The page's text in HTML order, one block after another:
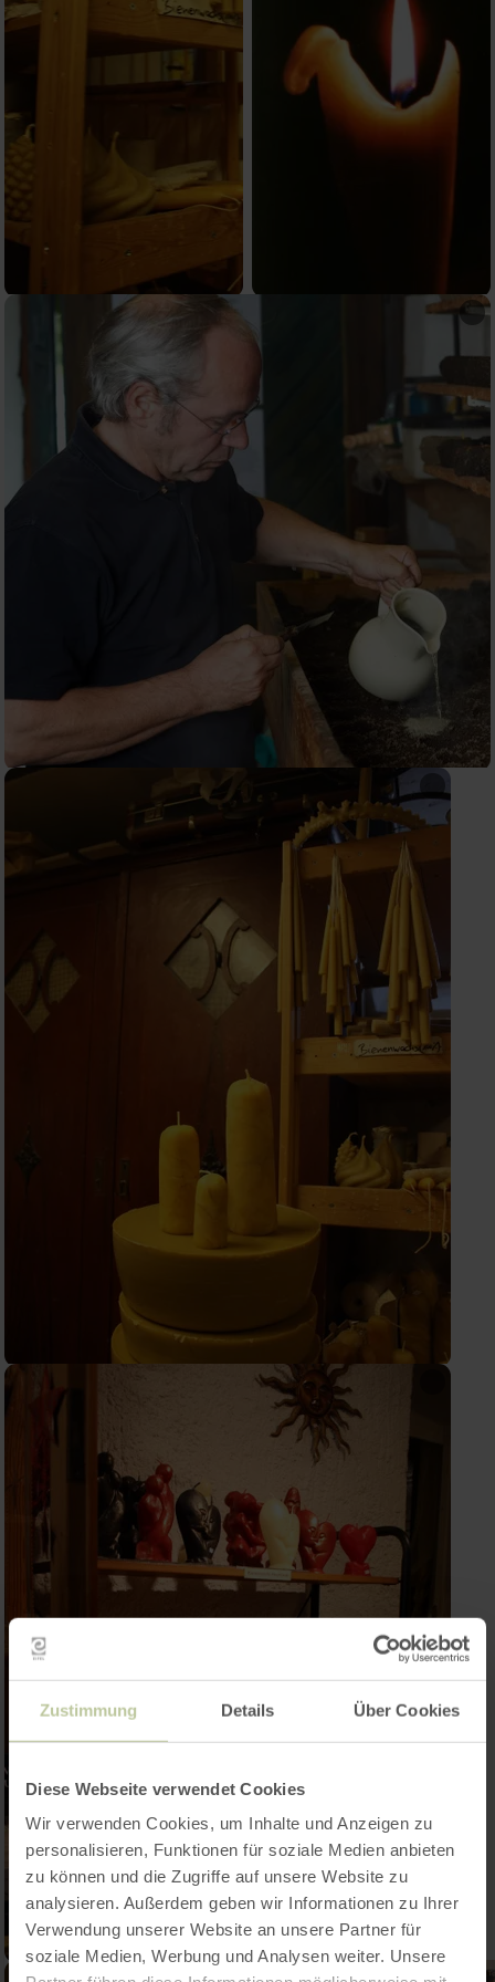
Zustimmung Details Über Cookies
Diese Webseite verwendet Cookies
Wir verwenden Cookies, um Inhalte und Anzeigen zu
personalisieren, Funktionen für soziale Medien anbieten
zu können und die Zugriffe auf unsere Website zu
analysieren. Außerdem geben wir Informationen zu Ihrer
Verwendung unserer Website an unsere Partner für
soziale Medien, Werbung und Analysen weiter. Unsere